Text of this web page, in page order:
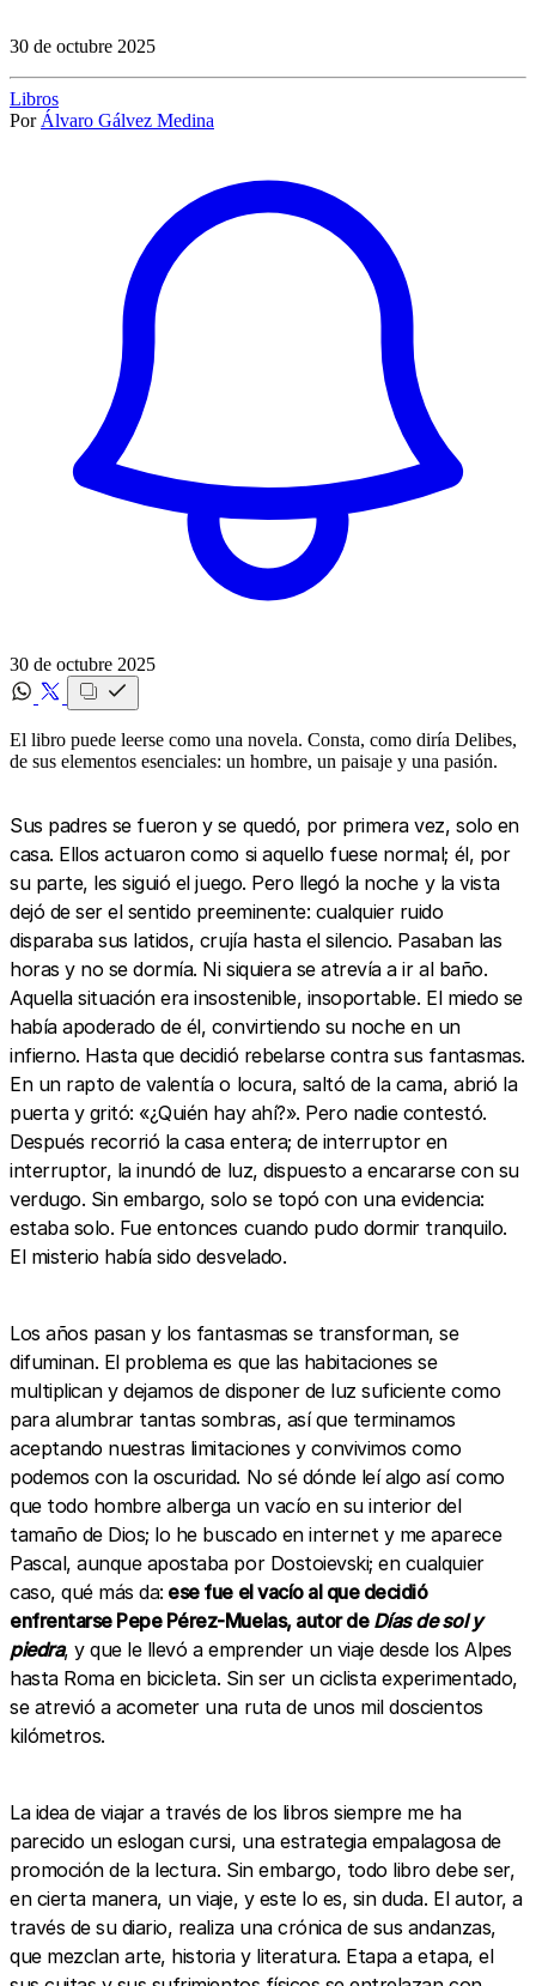
30 de octubre 2025
Libros
Por Álvaro Gálvez Medina
30 de octubre 2025
El libro puede leerse como una novela. Consta, como diría Delibes,
de sus elementos esenciales: un hombre, un paisaje y una pasión.
Sus padres se fueron y se quedó, por primera vez, solo en
casa. Ellos actuaron como si aquello fuese normal; él, por
su parte, les siguió el juego. Pero llegó la noche y la vista
dejó de ser el sentido preeminente: cualquier ruido
disparaba sus latidos, crujía hasta el silencio. Pasaban las
horas y no se dormía. Ni siquiera se atrevía a ir al baño.
Aquella situación era insostenible, insoportable. El miedo se
había apoderado de él, convirtiendo su noche en un
infierno. Hasta que decidió rebelarse contra sus fantasmas.
En un rapto de valentía o locura, saltó de la cama, abrió la
puerta y gritó: «¿Quién hay ahí?». Pero nadie contestó.
Después recorrió la casa entera; de interruptor en
interruptor, la inundó de luz, dispuesto a encararse con su
verdugo. Sin embargo, solo se topó con una evidencia:
estaba solo. Fue entonces cuando pudo dormir tranquilo.
El misterio había sido desvelado.
Los años pasan y los fantasmas se transforman, se
difuminan. El problema es que las habitaciones se
multiplican y dejamos de disponer de luz suficiente como
para alumbrar tantas sombras, así que terminamos
aceptando nuestras limitaciones y convivimos como
podemos con la oscuridad. No sé dónde leí algo así como
que todo hombre alberga un vacío en su interior del
tamaño de Dios; lo he buscado en internet y me aparece
Pascal, aunque apostaba por Dostoievski; en cualquier
caso, qué más da: ese fue el vacío al que decidió
enfrentarse Pepe Pérez-Muelas, autor de Días de sol y
piedra, y que le llevó a emprender un viaje desde los Alpes
hasta Roma en bicicleta. Sin ser un ciclista experimentado,
se atrevió a acometer una ruta de unos mil doscientos
kilómetros.
La idea de viajar a través de los libros siempre me ha
parecido un eslogan cursi, una estrategia empalagosa de
promoción de la lectura. Sin embargo, todo libro debe ser,
en cierta manera, un viaje, y este lo es, sin duda. El autor, a
través de su diario, realiza una crónica de sus andanzas,
que mezclan arte, historia y literatura. Etapa a etapa, el